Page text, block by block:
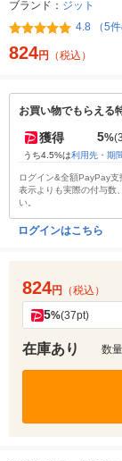
ブランド： ジット
4.8 （5件
824円 （税込）
お買い物でもらえる
獲得 5%
うち4.5%は利用先・期
ログイン&全額PayPay支
表示よりも実際の付与数
い。
ログインはこちら
824円 （税込）
5%(37pt)
在庫あり 数量